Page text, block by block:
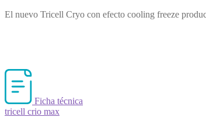
El nuevo Tricell Cryo con efecto cooling freeze
Ficha técnica
tricell crio max